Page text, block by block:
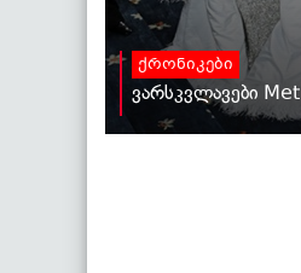
ქრონიკები
ვარსკვლავები